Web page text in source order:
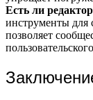
Есть ли
инструменты для
позволяет